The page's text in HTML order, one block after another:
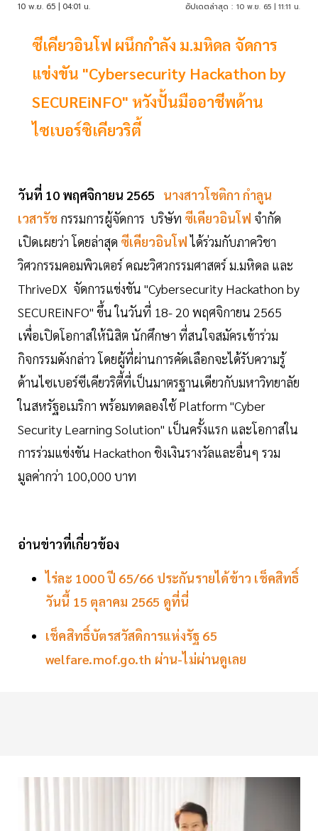
10 พ.ย. 65 | 04:01 น. อัปเดตล่าสุด : 10 พ.ย. 65 | 11:11 น.
ซีเคียวอินโฟ ผนึกกำลัง ม.มหิดล จัดการ
แข่งขัน "Cybersecurity Hackathon by
SECUREiNFO" หวังปั้นมืออาชีพด้าน
ไซเบอร์ซิเคียวริตี้
วันที่ 10 พฤศจิกายน 2565
นางสาวโชติกา กำลูน
เวสารัช กรรมการผู้จัดการ บริษัท ซีเคียวอินโฟ จำกัด
เปิดเผยว่า โดยล่าสุด ซีเคียวอินโฟได้ร่วมกับภาควิชา
วิศวกรรมคอมพิวเตอร์ คณะวิศวกรรมศาสตร์ ม.มหิดล และ
ThriveDX จัดการแข่งขัน "Cybersecurity Hackathon by
SECUREiNFO" ขึ้น ในวันที่ 18- 20 พฤศจิกายน 2565
เพื่อเปิดโอกาสให้นิสิต นักศึกษา ที่สนใจสมัครเข้าร่วม
กิจกรรมดังกล่าว โดยผู้ที่ผ่านการคัดเลือกจะได้รับความรู้
ด้านไซเบอร์ซีเคียวริตี้ที่เป็นมาตรฐานเดียวกับมหาวิทยาลัย
ในสหรัฐอเมริกา พร้อมทดลองใช้ Platform "Cyber
Security Learning Solution" เป็นครั้งแรก และโอกาสใน
การร่วมแข่งขัน Hackathon ชิงเงินรางวัลและอื่นๆ รวม
มูลค่ากว่า 100,000 บาท
อ่านข่าวที่เกี่ยวข้อง
ไร่ละ 1000 ปี 65/66 ประกันรายได้ข้าว เช็คสิทธิ์
วันนี้ 15 ตุลาคม 2565 ดูที่นี่
เช็คสิทธิ์บัตรสวัสดิการแห่งรัฐ 65
welfare.mof.go.th ผ่าน-ไม่ผ่านดูเลย